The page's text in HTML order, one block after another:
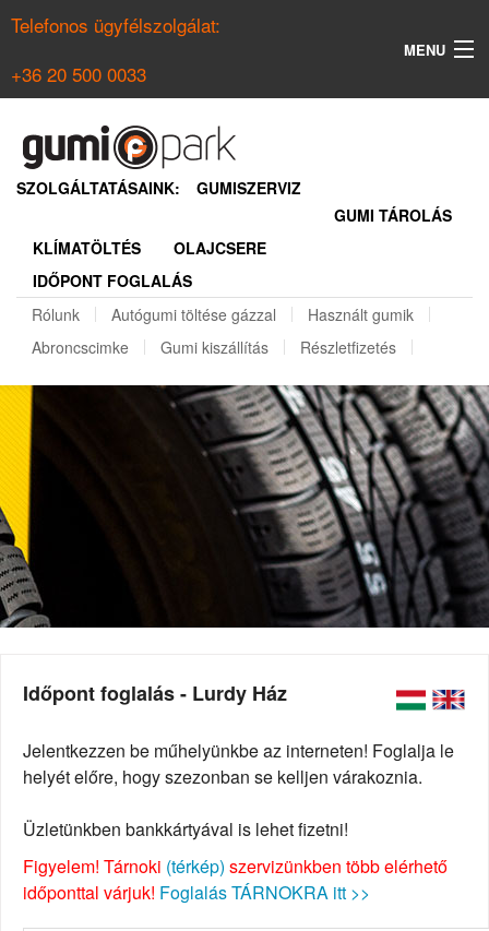
Telefonos ügyfélszolgálat:
+36 20 500 0033
MENU
NYÁRI GUMI KERESŐ
REGISZTRÁCIÓ
SZOLGÁLTATÁSAINK:
GUMISZERVIZ
GUMI TÁROLÁS
KLÍMATÖLTÉS
OLAJCSERE
IDŐPONT FOGLALÁS
Rólunk
Autógumi töltése gázzal
Használt gumik
Abroncscimke
Gumi kiszállítás Részletfizetés
Időpont foglalás - Lurdy Ház
Jelentkezzen be műhelyünkbe az interneten! Foglalja le
helyét előre, hogy szezonban se kelljen várakoznia.
Üzletünkben bankkártyával is lehet fizetni!
Figyelem! Tárnoki (térkép) szervizünkben több elérhető
időponttal várjuk! Foglalás TÁRNOKRA itt >>